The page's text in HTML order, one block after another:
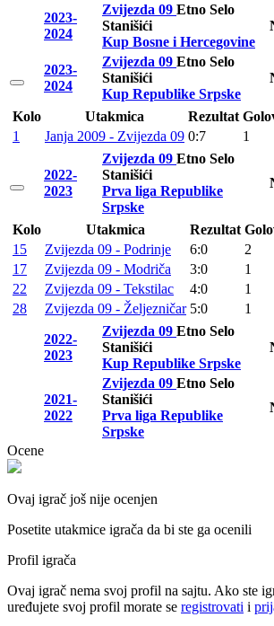
2023-
2024
Zvijezda 09 Etno Selo
Stanišići
Kup Bosne i Hercegovine
2023-
2024
Zvijezda 09 Etno Selo
Stanišići
Kup Republike Srpske
Kolo Utakmica Rezultat
1
Janja 2009 - Zvijezda 09 0:7 1
2022-
2023
Zvijezda 09 Etno Selo
Stanišići
Prva liga Republike
Srpske
Kolo Utakmica Rezultat
15
Zvijezda 09 - Podrinje 6:0
2
17
Zvijezda 09 - Modriča 3:0
1
22
Zvijezda 09 - Tekstilac 4:0
1
28
Zvijezda 09 - Željezničar 5:0
1
2022-
2023
Zvijezda 09 Etno Selo
Stanišići
Kup Republike Srpske
2021-
2022
Zvijezda 09 Etno Selo
Stanišići
Prva liga Republike
Srpske
Ocene
Ovaj igrač još nije ocenjen
Posetite utakmice igrača da bi ste ga ocenili
Profil igrača
Ovaj igrač nema svoj profil na sajtu. Ako ste
uređujete svoj profil morate se registrovati i